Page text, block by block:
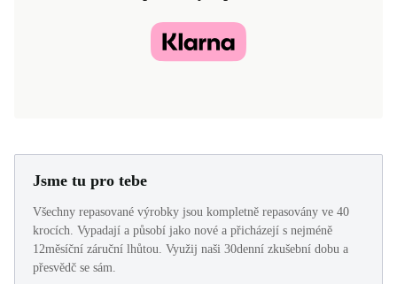
Jsme tu pro tebe
Všechny repasované výrobky jsou kompletně repasovány ve 40
krocích. Vypadají a působí jako nové a přicházejí s nejméně
12měsíční záruční lhůtou. Využij naši 30denní zkušební dobu a
přesvědč se sám.